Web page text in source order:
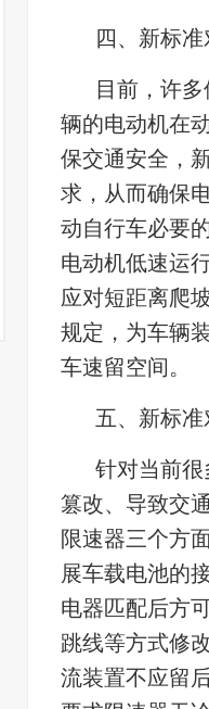
四、新标
目前，许
辆的电动机在
保交通安全，
求，从而确保
动自行车必要
电动机低速运
应对短距离爬
规定，为车辆
车速留空间。
五、新标
针对当前
篡改、导致交
限速器三个方
展车载电池的
电器匹配后方
跳线等方式修
流装置不应留